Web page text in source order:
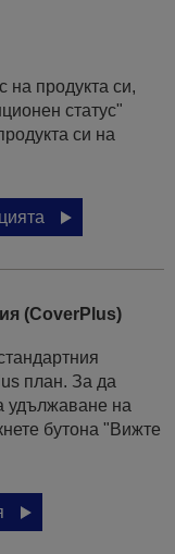
на продукта си,
статус"
си на
(CoverPlus)
план. За да
удължаване на
бутона "Вижте